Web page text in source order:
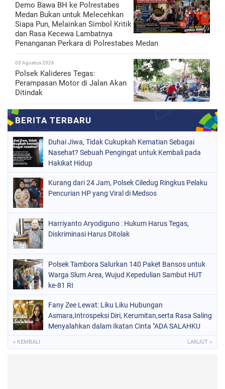
Demo Bawa BH ke Polrestabes
Medan Bukan untuk Melecehkan
Siapa Pun, Melainkan Simbol Kritik
dan Rasa Kecewa Lambatnya
Penanganan Perkara di Polrestabes Medan
03 Agustus 2026
Polsek Kalideres Tegas:
Perampasan Motor di Jalan Akan
Ditindak
Duhai Jiwa, Tidak Cukupkah Kematian Sebagai
Nasehat? Sebuah Pengingat untuk Kembali pada
Hakikat Hidup
Kurang dari 24 Jam, Polsek Ciledug Ringkus Pelaku
Pencurian HP yang Viral di Medsos
Harriyanto Aryodiguno : Hukum Harus Tegas,
Diskriminasi Harus Ditolak
Polsek Tambora Salurkan 140 Paket Bansos untuk
Warga Slum Area, Wujud Kepedulian Sambut HUT
ke-81 RI
Fany Zee Lewat: Liku Liku Hubungan
Asmara,Introspeksi Diri, Kerumitan,serta Rasa Saling
Menyalahkan dalam Ikatan Cinta "ADA SALAHKU
« KEMBALI LANJUT »